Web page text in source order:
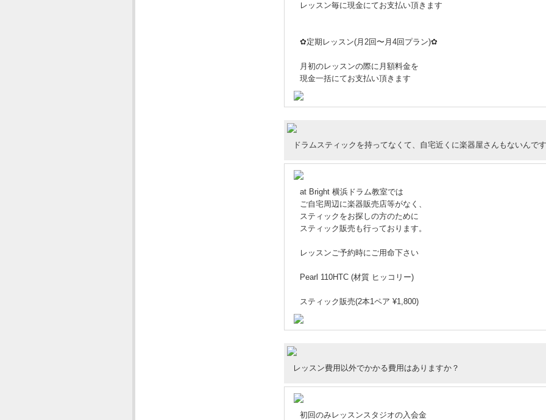
レッスン毎に現金にてお支払い頂きます
✿定期レッスン(月2回〜月4回プラン)✿
月初のレッスンの際に月額料金を
現金一括にてお支払い頂きます
ドラムスティックを持ってなくて、自宅近くに楽器屋さんもないんで
at Bright 横浜ドラム教室では
ご自宅周辺に楽器販売店等がなく、
スティックをお探しの方のために
スティック販売も行っております。
レッスンご予約時にご用命下さい
Pearl 110HTC (材質 ヒッコリー)
スティック販売(2本1ペア ¥1,800)
レッスン費用以外でかかる費用はありますか？
初回のみレッスンスタジオの入会金